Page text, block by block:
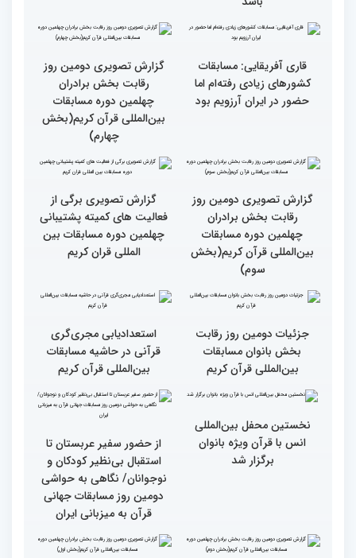
در زندگی یکی از تأثیرات
انس با قرآن است
انس با قرآن چراغ راه
رسیدن به سرمنزل مقصود
است
مسلمان باید اولین اولویت
باشد
انس با قرآن در روابط
اجتماعی افراد تأثیرگذار است
قاری آفریقایی: مسابقات
کشورهای زیادی رفته‌ام اما
حضور در ایران آرزویم بود
گزارش تصویری دومین روز
رقابت بخش برادران
بین‌المللی قرآن کریم(بخش
چهارم)
گزارش تصویری دومین روز
رقابت بخش برادران
بین‌المللی قرآن کریم(بخش
سوم)
گزارش تصویری برگی از
فعالیت های کمیته پشتیبانی
چهلمین دوره مسابقات بین
بین‌المللی قرآن کریم
استعدادیابی مجری‌گری
قرآنی در حاشیه مسابقات
بین‌المللی قرآن کریم